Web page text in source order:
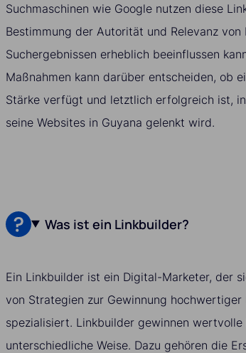
Suchmaschinen wie Google nutzen diese
Bestimmung der Autorität und Relevanz
Suchergebnissen erheblich beeinflussen
Maßnahmen kann darüber entscheiden, ob
Stärke verfügt und letztlich erfolgreich ist,
seine Websites in Guyana gelenkt wird.
Was ist ein Linkbuilder?
Ein Linkbuilder ist ein Digital-Marketer, der
von Strategien zur Gewinnung
spezialisiert. Linkbuilder gewinnen
unterschiedliche Weise. Dazu gehören die